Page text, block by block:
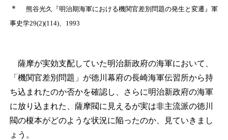
＊ 熊谷光久『明治期海軍における機関官差別問題の発生と変遷』軍
事史学29(2)(114)、1993
薩摩が実効支配していた明治新政府の海軍において、
「機関官差別問題」が徳川幕府の長崎海軍伝習所から持
ち込まれたのか否かを確認し、さらに明治新政府の海軍
に放り込まれた、薩摩閥に見えるが実は非主流派の徳川
閥の榎本がどのような状況に陥ったのか、見ていきまし
ょう。